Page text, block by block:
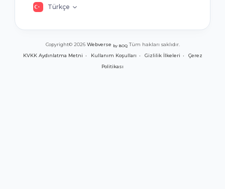
Türkçe
Copyright© 2026 Webverse by BOQTüm hakları saklıdır.
KVKK Aydınlatma Metni
Kullanım Koşulları Gizlilik İlkeleri
Çerez
Politikası